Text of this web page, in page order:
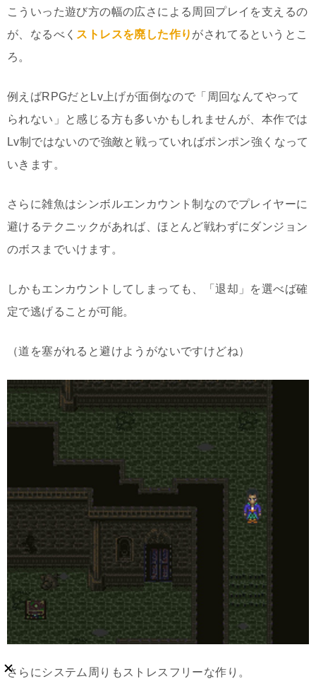
こういった遊び方の幅の広さによる周回プレイを支えるの
が、なるべく ストレスを廃した作り がされてるというとこ
ろ。
例えばRPGだとLv上げが面倒なので「周回なんてやって
られない」と感じる方も多いかもしれませんが、本作では
Lv制ではないので強敵と戦っていればポンポン強くなって
いきます。
さらに雑魚はシンボルエンカウント制なのでプレイヤーに
避けるテクニックがあれば、ほとんど戦わずにダンジョン
のボスまでいけます。
しかもエンカウントしてしまっても、「退却」を選べば確
定で逃げることが可能。
（道を塞がれると避けようがないですけどね）
さらにシステム周りもストレスフリーな作り。